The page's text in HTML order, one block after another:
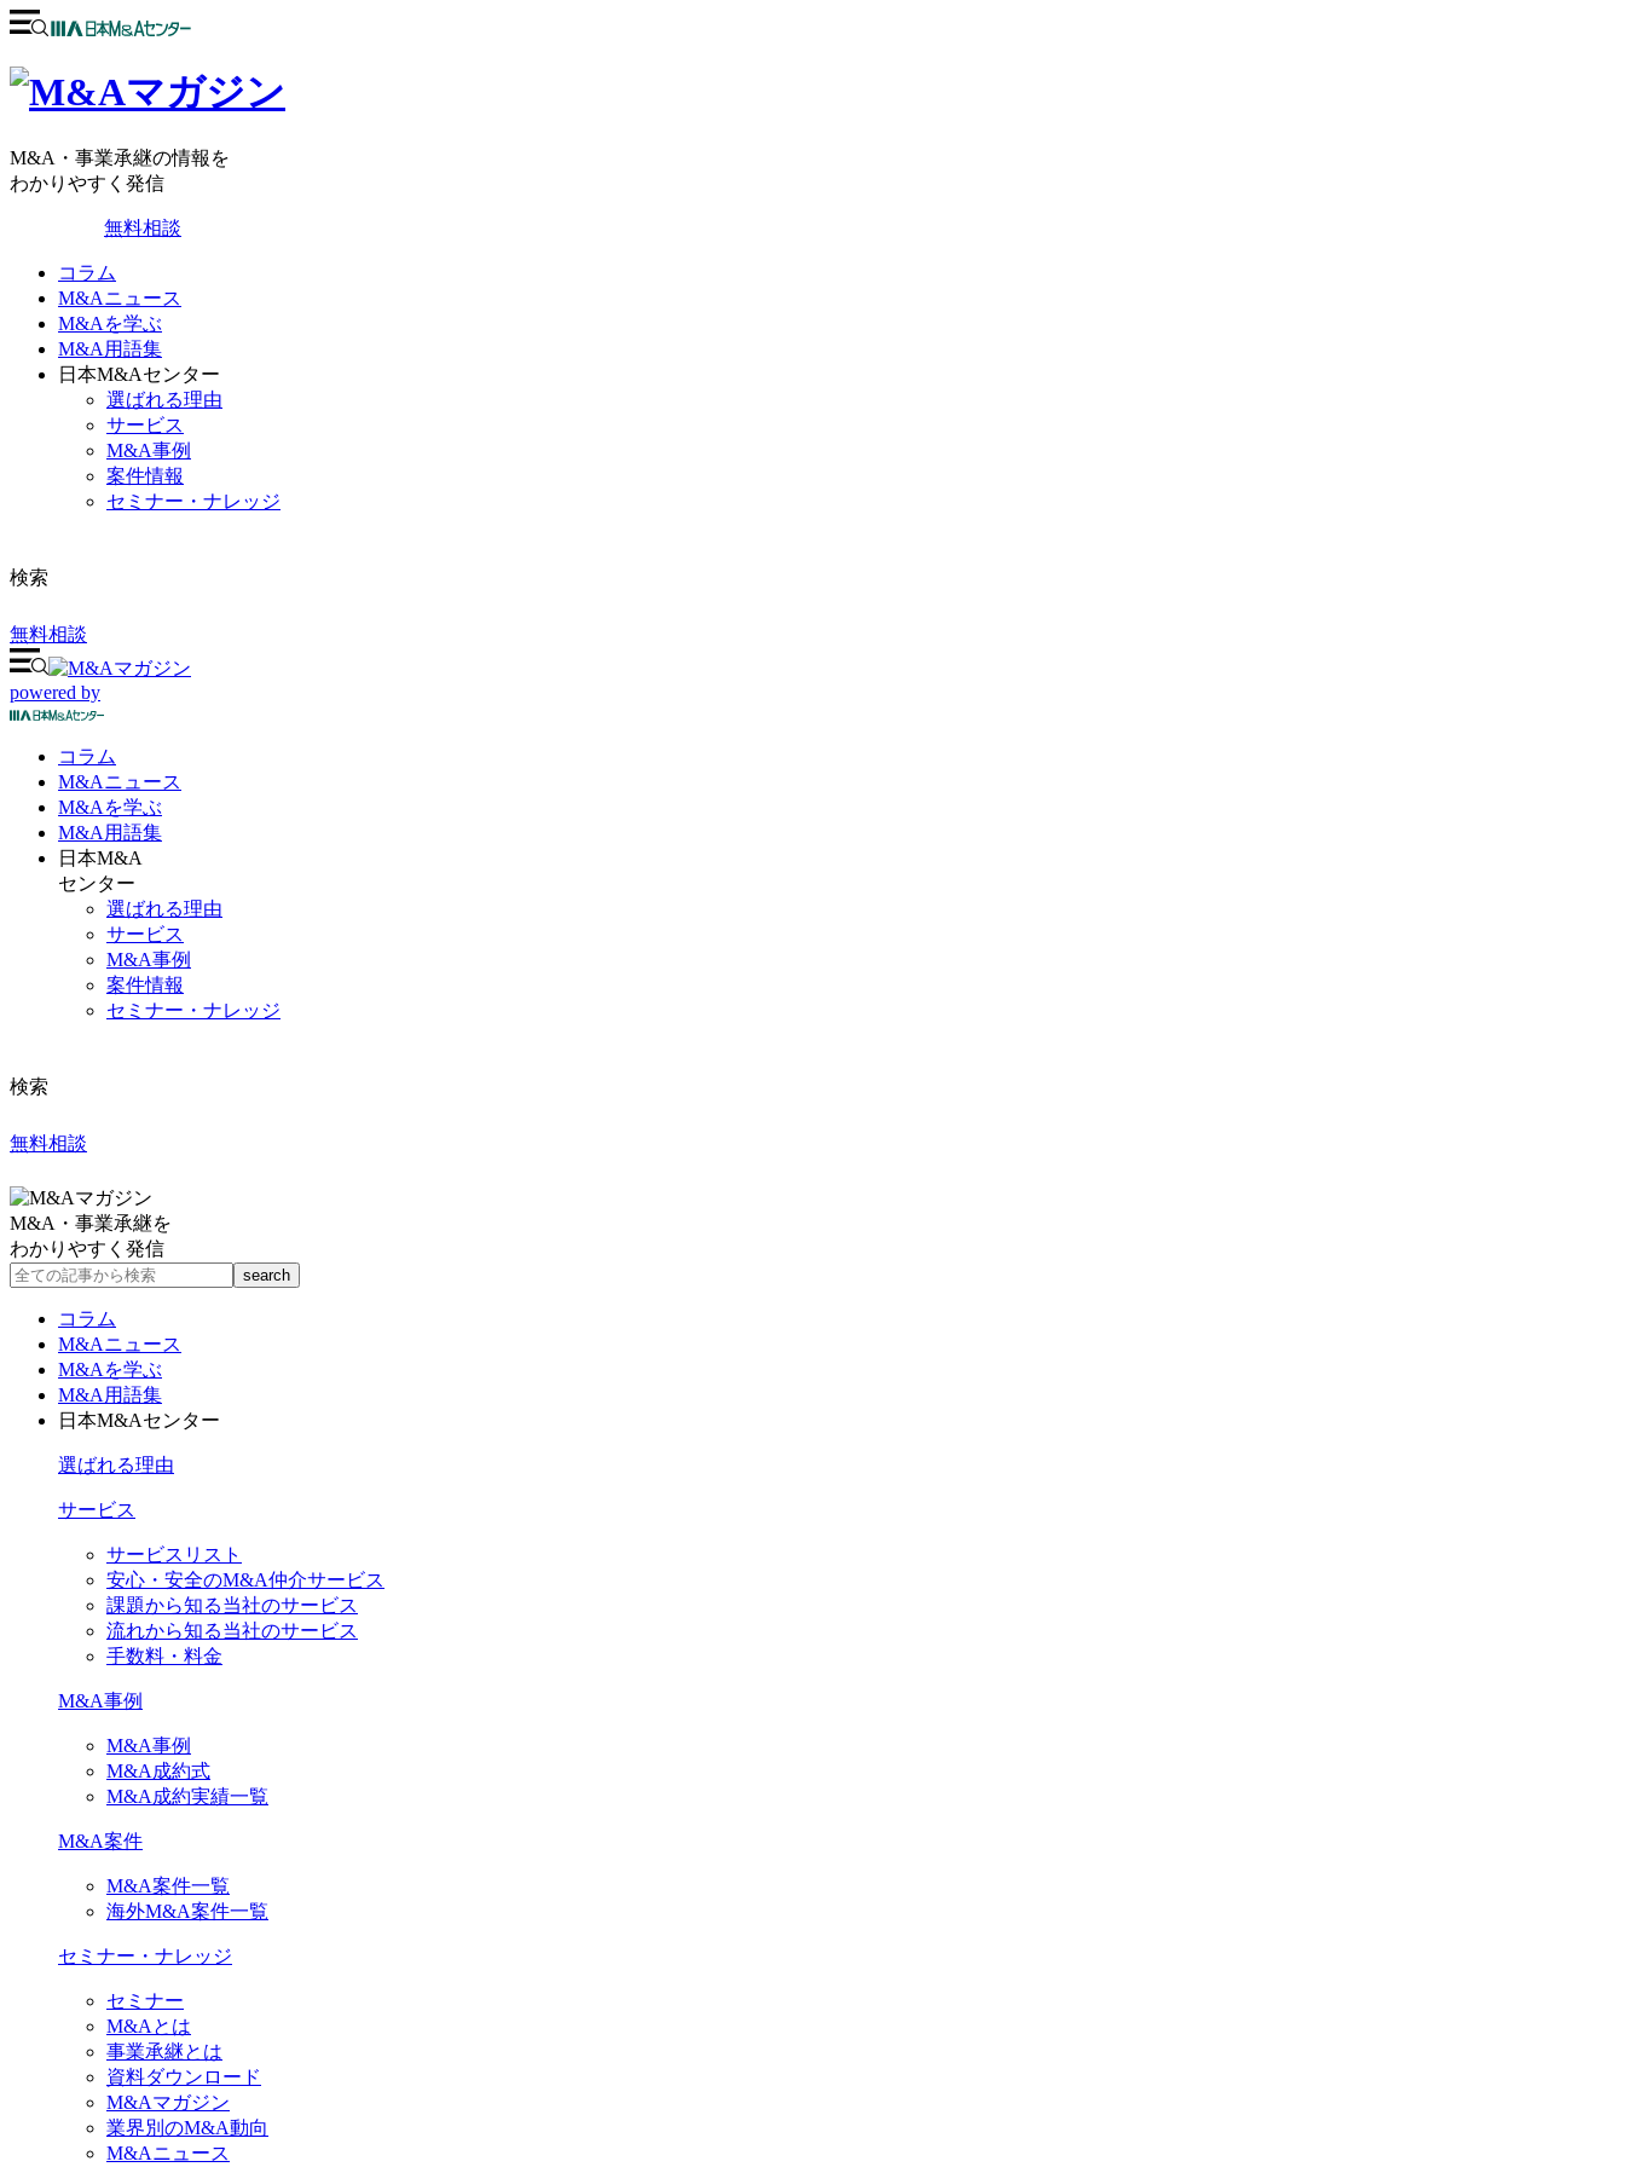
M&A・事業承継の情報を
わかりやすく発信
無料相談
コラム
M&Aニュース
M&Aを学ぶ
M&A用語集
日本M&Aセンター
選ばれる理由
サービス
M&A事例
案件情報
セミナー・ナレッジ
検索
無料相談
powered by
コラム
M&Aニュース
M&Aを学ぶ
M&A 用語集
日本M&A
センター
選ばれる理由
サービス
M&A事例
案件情報
セミナー・ナレッジ
検索
無料相談
M&A・事業承継を
わかりやすく発信
コラム
M&Aニュース
M&Aを学ぶ
M&A用語集
日本M&Aセンター
選ばれる理由
サービス
サービスリスト
安心・安全のM&A仲介サービス
課題から知る当社のサービス
流れから知る当社のサービス
手数料・料金
M&A事例
M&A事例
M&A成約式
M&A成約実績一覧
M&A案件
M&A案件一覧
海外M&A案件一覧
セミナー・ナレッジ
セミナー
M&Aとは
事業承継とは
資料ダウンロード
M&Aマガジン
業界別のM&A動向
M&Aニュース